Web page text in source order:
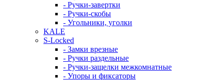
- Ручки-завертки
- Ручки-скобы
- Угольники, уголки
KALE
S-Locked
- Замки врезные
- Ручки раздельные
- Ручки-защелки межкомнатные
- Упоры и фиксаторы